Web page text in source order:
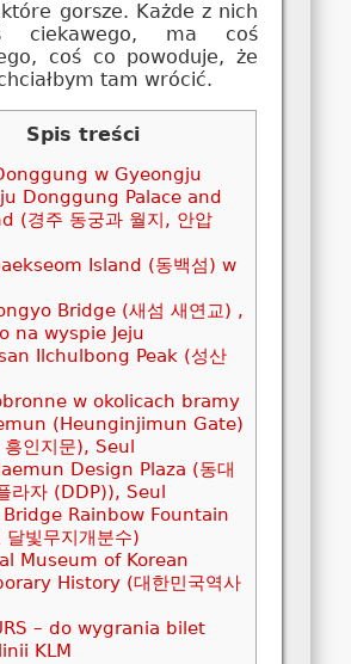
które gorsze. Każde z nich
ciekawego, ma coś
coś co powoduje, że
tam wrócić.
Spis treści
w Gyeongju
Donggung Palace and
(경주 동궁과 월지, 안압
Island (동백섬) w
Bridge (새섬 새연교) ,
na wyspie Jeju
Ilchulbong Peak (성산
w okolicach bramy
(Heunginjimun Gate)
인지문), Seul
Design Plaza (동대
라자 (DDP)), Seul
Bridge Rainbow Fountain
달빛무지개분수)
Museum of Korean
History (대한민국역사
– do wygrania bilet
KLM